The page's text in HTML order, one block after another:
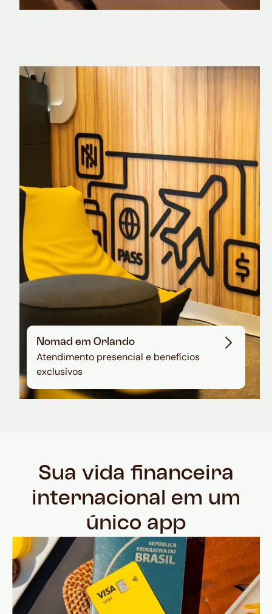
Nomad Explorer
Cartão de crédito brasileiro com cashback
em dólar
Nomad em Orlando
Atendimento presencial e benefícios
exclusivos
Sua vida financeira
internacional em um
único app